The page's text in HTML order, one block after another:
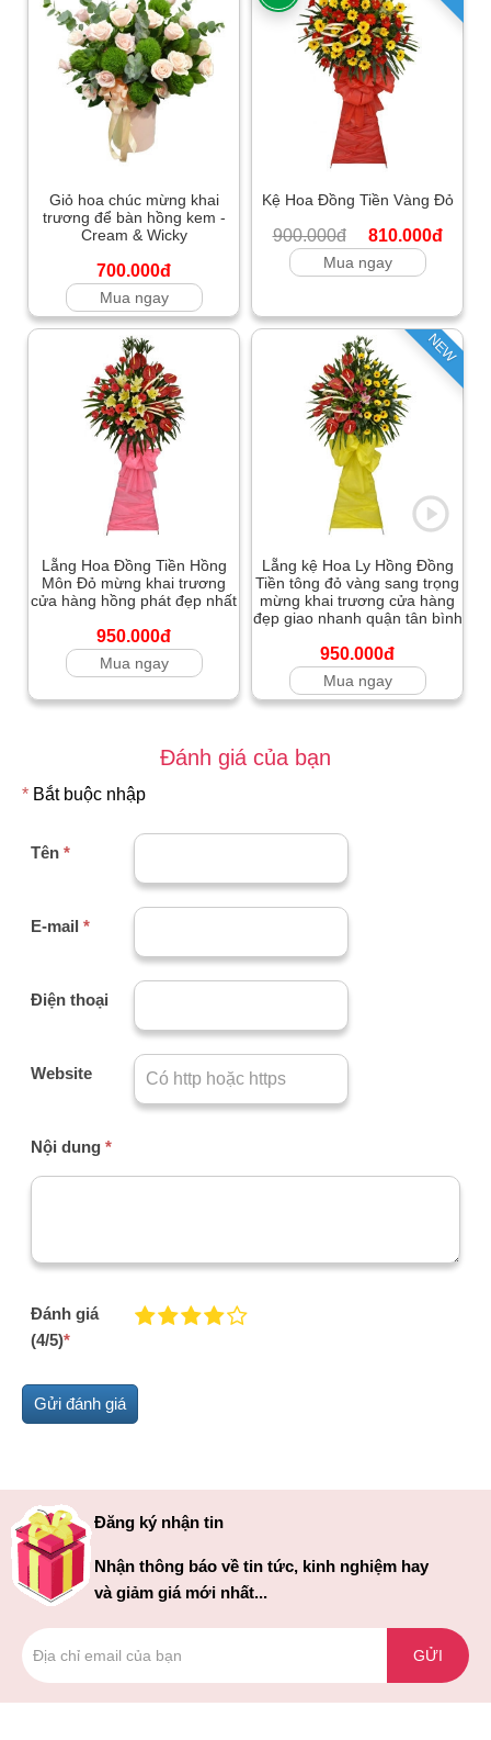
Giỏ hoa chúc mừng khai
trương để bàn hồng kem -
Cream & Wicky
700.000đ
Mua ngay
Kệ Hoa Đồng Tiền Vàng Đỏ
900.000đ 810.000đ
Mua ngay
Lẵng Hoa Đồng Tiền Hồng
Môn Đỏ mừng khai trương
cửa hàng hồng phát đẹp nhất
950.000đ
Mua ngay
NEW
Lẵng kệ Hoa Ly Hồng Đồng
Tiền tông đỏ vàng sang trọng
mừng khai trương cửa hàng
đẹp giao nhanh quận tân bình
950.000đ
Mua ngay
Đánh giá của bạn
* Bắt buộc nhập
Tên *
E-mail *
Điện thoại
Website
Nội dung *
Đánh giá
(4/5)*
Đăng ký nhận tin
Nhận thông báo về tin tức, kinh nghiệm hay
và giảm giá mới nhất...
GỬI